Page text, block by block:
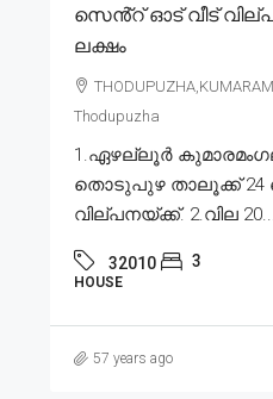
സെൻ്റ് ഓട് വീട്
ലക്ഷം
Thodupuzha
1.ഏഴല്ലൂർ
തൊടുപുഴ താലൂക്ക് 24
വില്പനയ്ക്ക്. 2.വില
32010 3
HOUSE
57 years ago